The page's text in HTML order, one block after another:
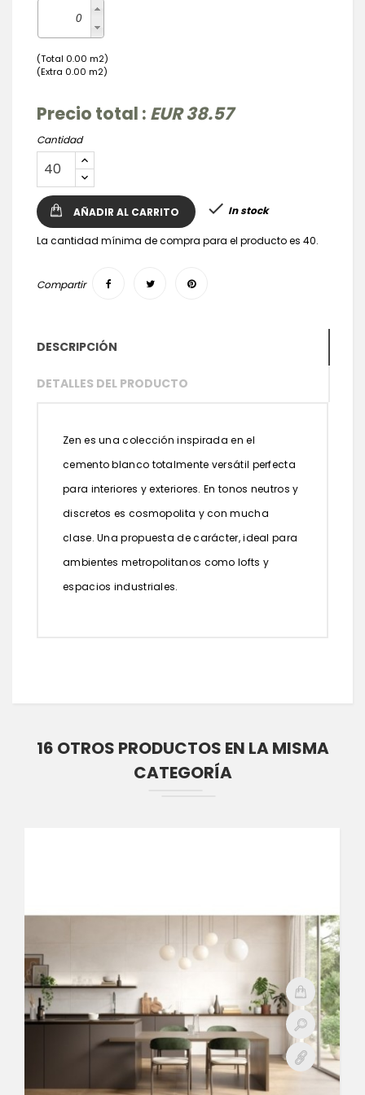
(Total 0.00 m2)
(Extra 0.00 m2)
Precio total : EUR 38.57
Cantidad
AÑADIR AL CARRITO  In stock
La cantidad mínima de compra para el producto es 40.
Compartir
DESCRIPCIÓN
DETALLES DEL PRODUCTO
Zen es una colección inspirada en el
cemento blanco totalmente versátil perfecta
para interiores y exteriores. En tonos neutros y
discretos es cosmopolita y con mucha
clase. Una propuesta de carácter, ideal para
ambientes metropolitanos como lofts y
espacios industriales.
16 OTROS PRODUCTOS EN LA MISMA
CATEGORÍA